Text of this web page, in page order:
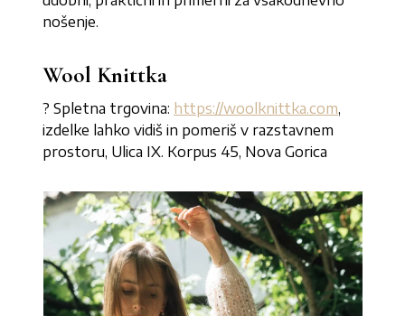
nošenje.
Wool Knittka
? Spletna trgovina: https://woolknittka.com,
izdelke lahko vidiš in pomeriš v razstavnem
prostoru, Ulica IX. Korpus 45, Nova Gorica